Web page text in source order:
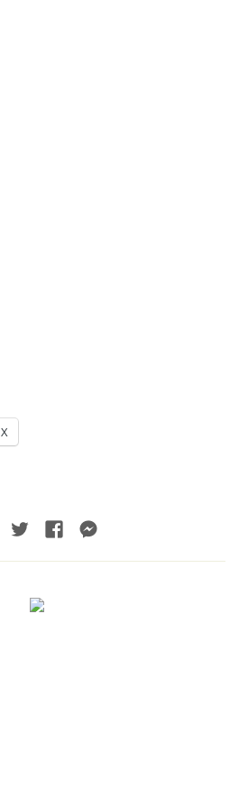
X
Whatsapp
TwitterFacebook